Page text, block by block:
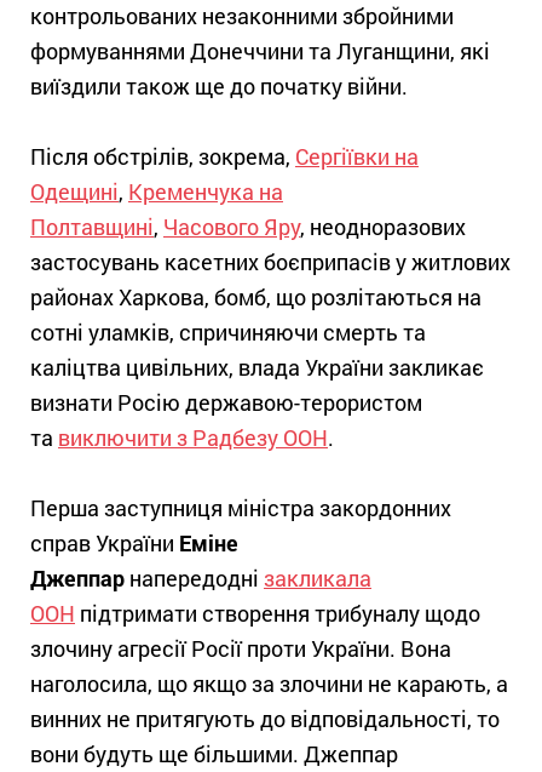
контрольованих незаконними збройними
формуваннями Донеччини та Луганщини, які
виїздили також ще до початку війни.
Після обстрілів, зокрема, Сергіївки на
Одещині, Кременчука на
Полтавщині, Часового Яру, неодноразових
застосувань касетних боєприпасів у житлових
районах Харкова, бомб, що розлітаються на
сотні уламків, спричиняючи смерть та
каліцтва цивільних, влада України закликає
визнати Росію державою-терористом
та виключити з Радбезу ООН.
Перша заступниця міністра закордонних
справ України Еміне
Джеппар напередодні закликала
ООН підтримати створення трибуналу щодо
злочину агресії Росії проти України. Вона
наголосила, що якщо за злочини не карають, а
винних не притягують до відповідальності, то
вони будуть ще більшими. Джеппар